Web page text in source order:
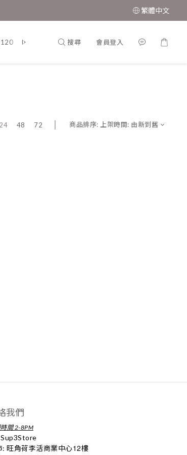
繁體中文
韓 國．東 大 門．男 女 裝 MUAH MUAH．韓國
搜尋 會員登入
24 48 72 商品排序: 上架時間: 由新到舊
我們
間 2-8PM
Sup3Store
: 旺角荷李活商業中心12樓